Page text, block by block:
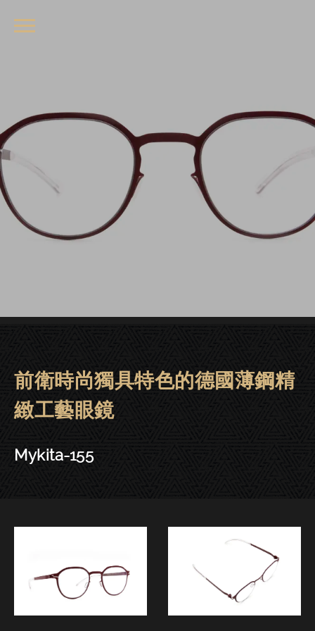
Mykita眼鏡 | 大安－Mykita-155
前衛時尚獨具特色的德國薄鋼精
緻工藝眼鏡
Mykita-155